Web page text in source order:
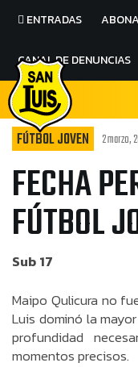
ENTRADAS
CANAL DE DENUNCIAS
FÚTBOL JOVEN 2 marzo,
FECHA
FÚTBOL
Sub 17
Maipo Qulicura no
Luis dominó la
profundidad
momentos precisos.